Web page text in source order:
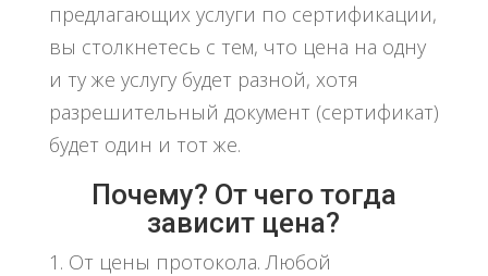
предлагающих услуги по сертификации,
вы столкнетесь с тем, что цена на одну
и ту же услугу будет разной, хотя
разрешительный документ (сертификат)
будет один и тот же.
Почему? От чего тогда
зависит цена?
От цены протокола. Любой